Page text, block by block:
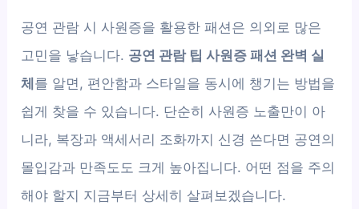
공연 관람 시 사원증을 활용한 패션은 의외로 많은
고민을 낳습니다. 공연 관람 팁 사원증 패션 완벽 실
체를 알면, 편안함과 스타일을 동시에 챙기는 방법을
쉽게 찾을 수 있습니다. 단순히 사원증 노출만이 아
니라, 복장과 액세서리 조화까지 신경 쓴다면 공연의
몰입감과 만족도도 크게 높아집니다. 어떤 점을 주의
해야 할지 지금부터 상세히 살펴보겠습니다.